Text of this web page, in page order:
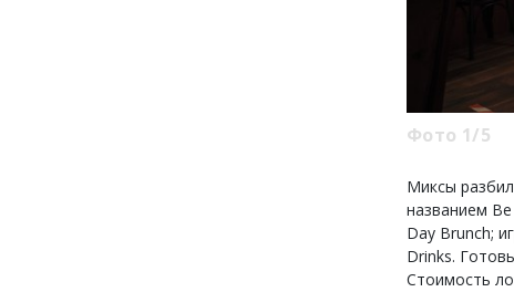
Фото 1/5
Миксы
названием
Day Brunch;
Drinks.
Стоимость